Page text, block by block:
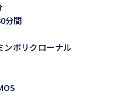
分間
ンポリクローナル